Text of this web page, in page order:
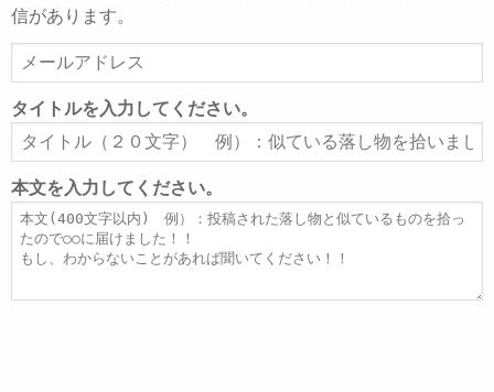
信があります。
ー
ル
ア
ド
レ
ス
タイトルを入力してください。
タ
イ
ト
ル
本文を入力してください。
本
文